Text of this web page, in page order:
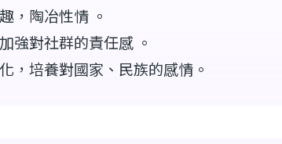
，陶冶性情 。
強對社群的責任感 。
，培養對國家、民族的感情。